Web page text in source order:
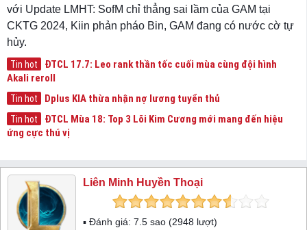
với Update LMHT: SofM chỉ thẳng sai lầm của GAM tại
CKTG 2024, Kiin phản pháo Bin, GAM đang có nước cờ tự
hủy.
Tin hot
ĐTCL 17.7: Leo rank thần tốc cuối mùa cùng đội hình
Akali reroll
Tin hot Dplus KIA thừa nhận nợ lương tuyển thủ
Tin hot
ĐTCL Mùa 18: Top 3 Lõi Kim Cương mới mang đến hiệu
ứng cực thú vị
Liên Minh Huyền Thoại
▪ Đánh giá: 7.5 sao (2948 lượt)